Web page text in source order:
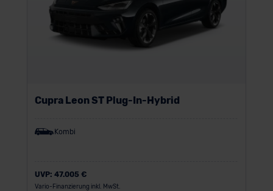
Cupra Leon ST Plug-In-Hybrid
Kombi
UVP: 47.005 €
Vario-Finanzierung inkl. MwSt.